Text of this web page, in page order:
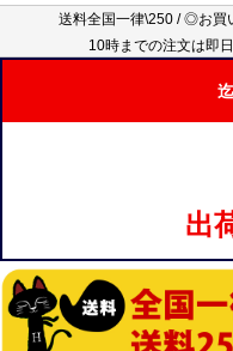
送料全国一律\250 / ◎お買
10時までの注文は即